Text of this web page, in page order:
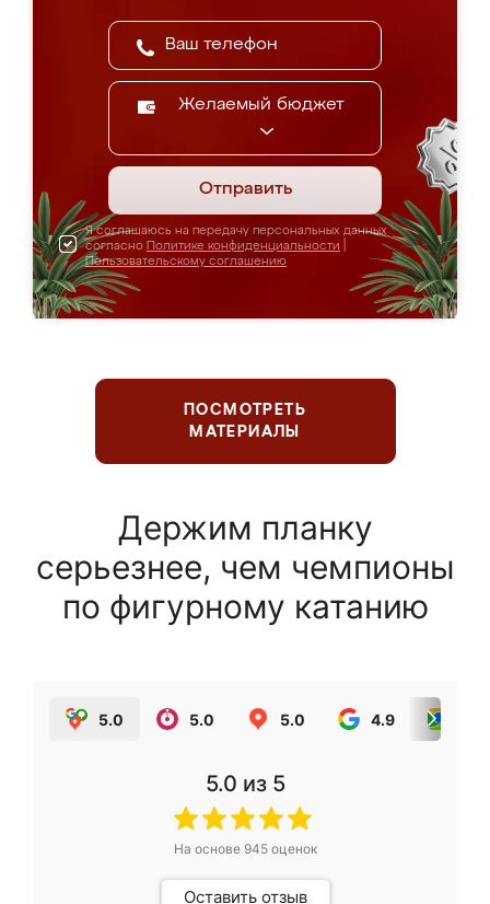
Желаемый бюджет
Отправить
Я соглашаюсь на передачу персональных данных
согласно Политике конфиденциальности
Пользовательскому соглашению
ПОСМОТРЕТЬ
МАТЕРИАЛЫ
Держим планку
серьезнее, чем чемпионы
по фигурному катанию
5.0 5.0 5.0 4.9
5.0 из 5
На основе 945оценок
Оставить отзыв